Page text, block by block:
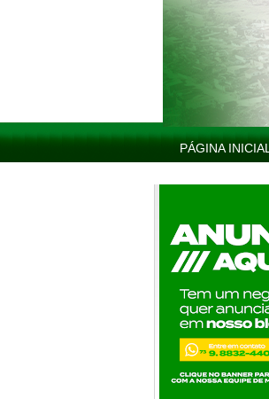
PÁGINA INICIAL